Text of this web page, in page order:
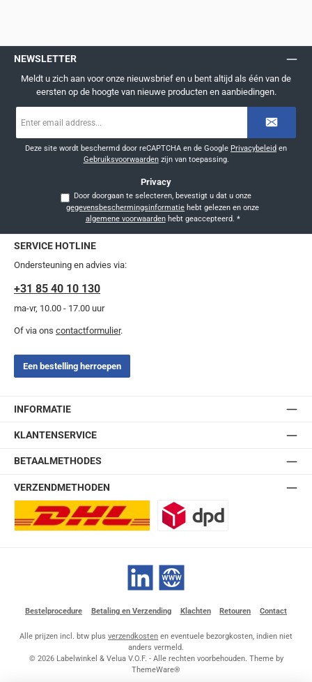
NEWSLETTER
Meldt u zich aan voor onze nieuwsbrief en u bent altijd als één van de
eersten op de hoogte van nieuwe producten en aanbiedingen.
mailadres
Deze site wordt beschermd door reCAPTCHA en de Google Privacybeleid en
Gebruiksvoorwaardenzijn van toepassing.
Privacy
Door doorgaan te selecteren, bevestigt u dat u onze
gegevensbeschermingsinformatie
algemene voorwaardenhebt geaccepteerd. *
SERVICE HOTLINE
Ondersteuning en advies via:
+31 85 40 10 130
ma-vr, 10.00 - 17.00 uur
Of via ons contactformulier.
Een bestelling herroepen
INFORMATIE
KLANTENSERVICE
BETAALMETHODES
VERZENDMETHODEN
LinkedIn Website
Bestelprocedure Betaling en Verzending Klachten Retouren Contact
Alle prijzen incl. btw plus verzendkosten en eventuele bezorgkosten, indien niet
anders vermeld.
© 2026 Labelwinkel & Velua V.O.F. - Alle rechten voorbehouden. Theme by
ThemeWare®